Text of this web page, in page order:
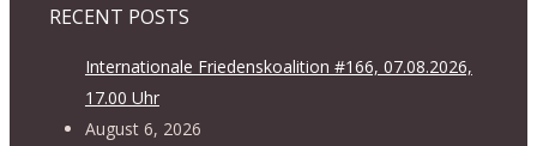
RECENT POSTS
Internationale Friedenskoalition #166, 07.08.2026,
17.00 Uhr
August 6, 2026